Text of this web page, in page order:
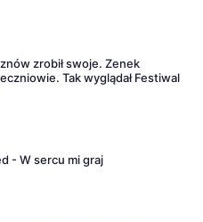
zrobił swoje. Zenek
Tak wyglądał Festiwal
- W sercu mi graj